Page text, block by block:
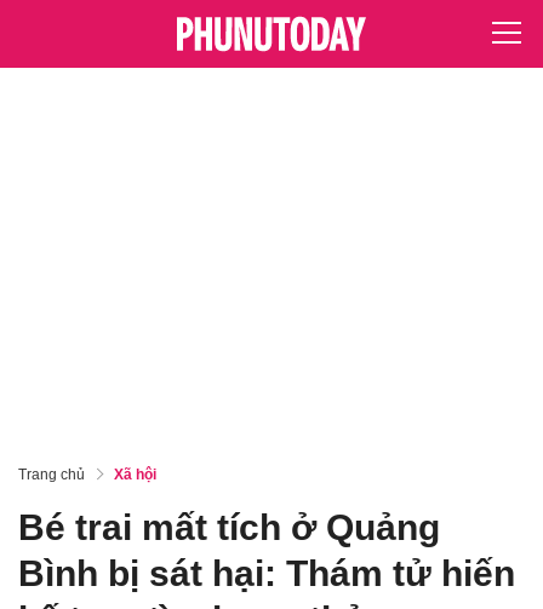
Trang chủ Xã hội
Bé trai mất tích ở Quảng
Bình bị sát hại: Thám tử hiến